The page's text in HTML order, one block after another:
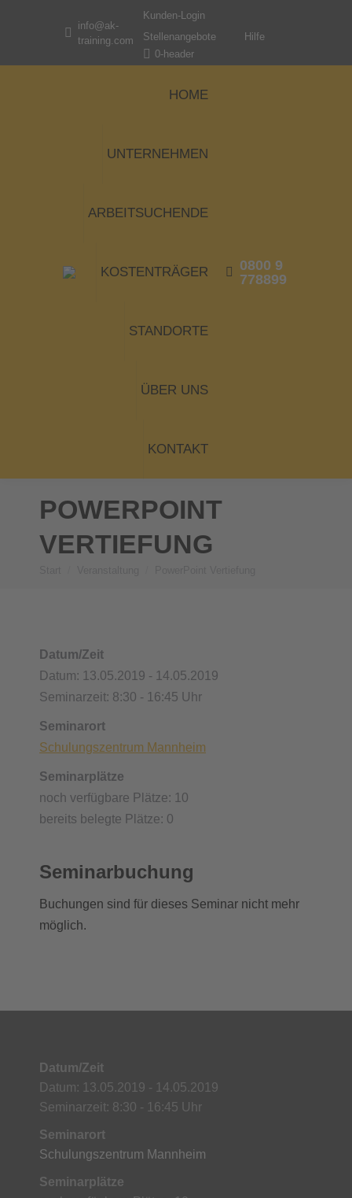
info@ak-
training.com
Kunden-Login
Stellenangebote
Hilfe
0-header
HOME
UNTERNEHMEN
ARBEITSUCHENDE
KOSTENTRÄGER
STANDORTE
ÜBER UNS
KONTAKT
0800 9
778899
POWERPOINT
VERTIEFUNG
Datum/Zeit
Datum: 13.05.2019 - 14.05.2019
Seminarzeit: 8:30 - 16:45 Uhr
Seminarort
Schulungszentrum Mannheim
Seminarplätze
noch verfügbare Plätze: 10
bereits belegte Plätze: 0
Seminarbuchung
Buchungen sind für dieses Seminar nicht mehr
möglich.
Datum/Zeit
Datum: 13.05.2019 - 14.05.2019
Seminarzeit: 8:30 - 16:45 Uhr
Seminarort
Schulungszentrum Mannheim
Seminarplätze